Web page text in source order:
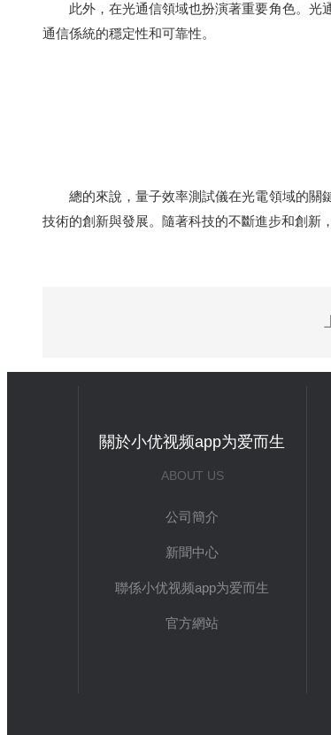
此外，在光通信領域也扮演著重要角色。光通
通信係統的穩定性和可靠性。
總的來說，量子效率測試儀在光電領域的關鍵
技術的創新與發展。隨著科技的不斷進步和創新
關於小优视频app为爱而生
ABOUT US
公司簡介
新聞中心
聯係小优视频app为爱而生
官方網站